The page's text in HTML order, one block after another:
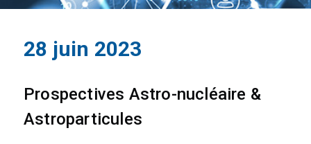
28 juin 2023
Prospectives Astro-nucléaire &
Astroparticules